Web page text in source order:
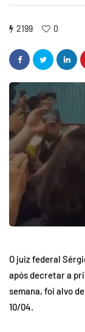
2199 0
O juiz federal
após decretar a
semana, foi alvo
10/04.